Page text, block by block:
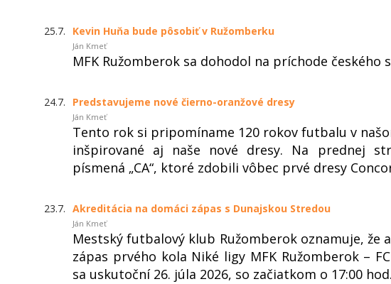
25.7. Kevin Huňa bude pôsobiť v Ružomberku
Ján Kmeť
MFK Ružomberok sa dohodol na príchode českého
24.7. Predstavujeme nové čierno-oranžové dresy
Ján Kmeť
Tento rok si pripomíname 120 rokov futbalu v
inšpirované aj naše nové dresy. Na prednej
písmená „CA“, ktoré zdobili vôbec prvé dresy
23.7. Akreditácia na domáci zápas s Dunajskou Stredou
Ján Kmeť
Mestský futbalový klub Ružomberok oznamuje, že
zápas prvého kola Niké ligy MFK Ružomberok –
sa uskutoční 26. júla 2026, so začiatkom o 17:00